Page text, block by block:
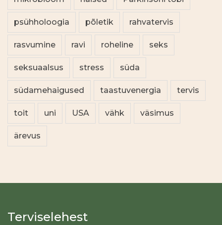
psühholoogia põletik rahvatervis
rasvumine ravi roheline seks
seksuaalsus stress süda
südamehaigused taastuvenergia tervis
toit uni USA vähk väsimus
ärevus
Terviselehest